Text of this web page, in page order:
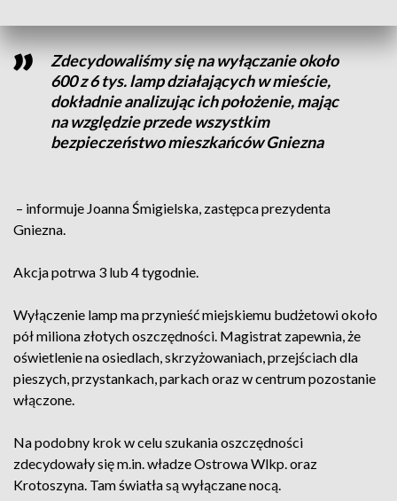
Zdecydowaliśmy się na wyłączanie około
600 z 6 tys. lamp działających w mieście,
dokładnie analizując ich położenie, mając
na względzie przede wszystkim
bezpieczeństwo mieszkańców Gniezna
– informuje Joanna Śmigielska, zastępca prezydenta
Gniezna.
Akcja potrwa 3 lub 4 tygodnie.
Wyłączenie lamp ma przynieść miejskiemu budżetowi około
pół miliona złotych oszczędności. Magistrat zapewnia, że
oświetlenie na osiedlach, skrzyżowaniach, przejściach dla
pieszych, przystankach, parkach oraz w centrum pozostanie
włączone.
Na podobny krok w celu szukania oszczędności
zdecydowały się m.in. władze Ostrowa Wlkp. oraz
Krotoszyna. Tam światła są wyłączane nocą.